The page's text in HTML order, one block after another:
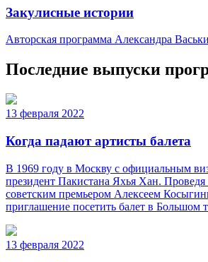
Закулисные истории
Авторская программа Александра
Последние выпуски
13 февраля 2022
Когда падают артисты балета
В 1969 году в Москву с официальным
президент Пакистана Яхья Хан. Проведя
советским премьером Алексеем
приглашение посетить балет в Большом
13 февраля 2022